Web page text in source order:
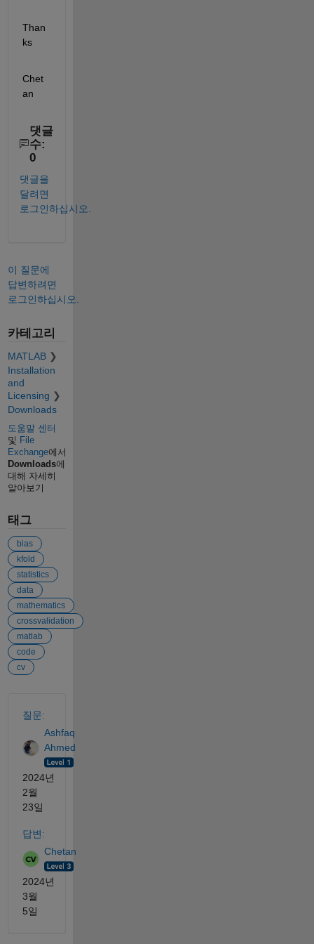
Than
ks
Chet
an
댓글
수:
0
댓글을
달려면
로그인하십시오.
이 질문에
답변하려면
로그인하십시오.
카테고리
MATLAB
Installation
and
Licensing
Downloads
도움말 센터
및 File
Exchange에서
Downloads에
대해 자세히
알아보기
태그
bias
kfold
statistics
data
mathematics
crossvalidation
matlab
code
cv
질문:
Ashfaq
Ahmed
2024년
2월
23일
답변:
Chetan
2024년
3월
5일